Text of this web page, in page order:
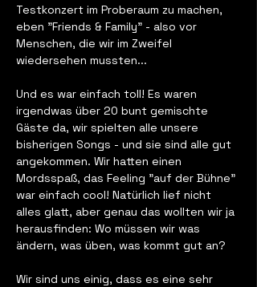
Testkonzert im Proberaum zu machen,
eben "Friends & Family" - also vor
Menschen, die wir im Zweifel
wiedersehen mussten...
Und es war einfach toll! Es waren
irgendwas über 20 bunt gemischte
Gäste da, wir spielten alle unsere
bisherigen Songs - und sie sind alle gut
angekommen. Wir hatten einen
Mordsspaß, das Feeling "auf der Bühne"
war einfach cool! Natürlich lief nicht
alles glatt, aber genau das wollten wir ja
herausfinden: Wo müssen wir was
ändern, was üben, was kommt gut an?
Wir sind uns einig, dass es eine sehr